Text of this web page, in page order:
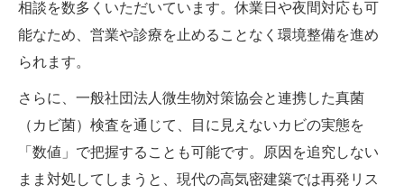
相談を数多くいただいています。休業日や夜間対応も可
能なため、営業や診療を止めることなく環境整備を進め
られます。
さらに、一般社団法人微生物対策協会と連携した真菌
（カビ菌）検査を通じて、目に見えないカビの実態を
「数値」で把握することも可能です。原因を追究しない
まま対処してしまうと、現代の高気密建築では再発リス